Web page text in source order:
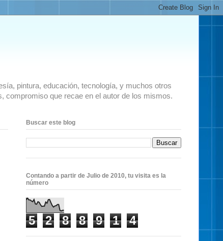
pintura, educación, tecnología, y muchos otros
compromiso que recae en el autor de los mismos.
Buscar este blog
Contando a partir de Julio de 2010, tu visita es la
número
5 2 8 8 9 1 4